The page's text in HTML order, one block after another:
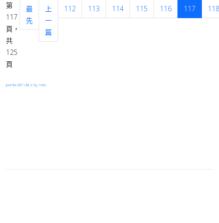
第
117
頁，
共
125
頁
最
先
上
一
篇
112 113 114 115 116 117 118
Joomla SEF URLs by Artio